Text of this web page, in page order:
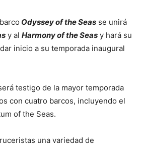
Odyssey of the Seas se unirá
y al Harmony of the Seas y hará su
inicio a su temporada inaugural
testigo de la mayor temporada
con cuatro barcos, incluyendo el
of the Seas.
una variedad de